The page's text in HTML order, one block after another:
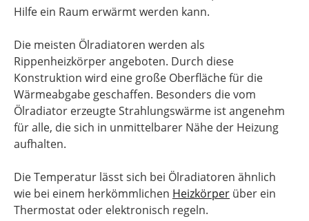
Hilfe ein Raum erwärmt werden kann.
Die meisten Ölradiatoren werden als
Rippenheizkörper angeboten. Durch diese
Konstruktion wird eine große Oberfläche für die
Wärmeabgabe geschaffen. Besonders die vom
Ölradiator erzeugte Strahlungswärme ist angenehm
für alle, die sich in unmittelbarer Nähe der Heizung
aufhalten.
Die Temperatur lässt sich bei Ölradiatoren ähnlich
wie bei einem herkömmlichen Heizkörper über ein
Thermostat oder elektronisch regeln.